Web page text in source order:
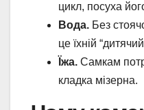
цикл, посуха
Вода. Без
це їхній
Їжа. Самкам
кладка мізерна.